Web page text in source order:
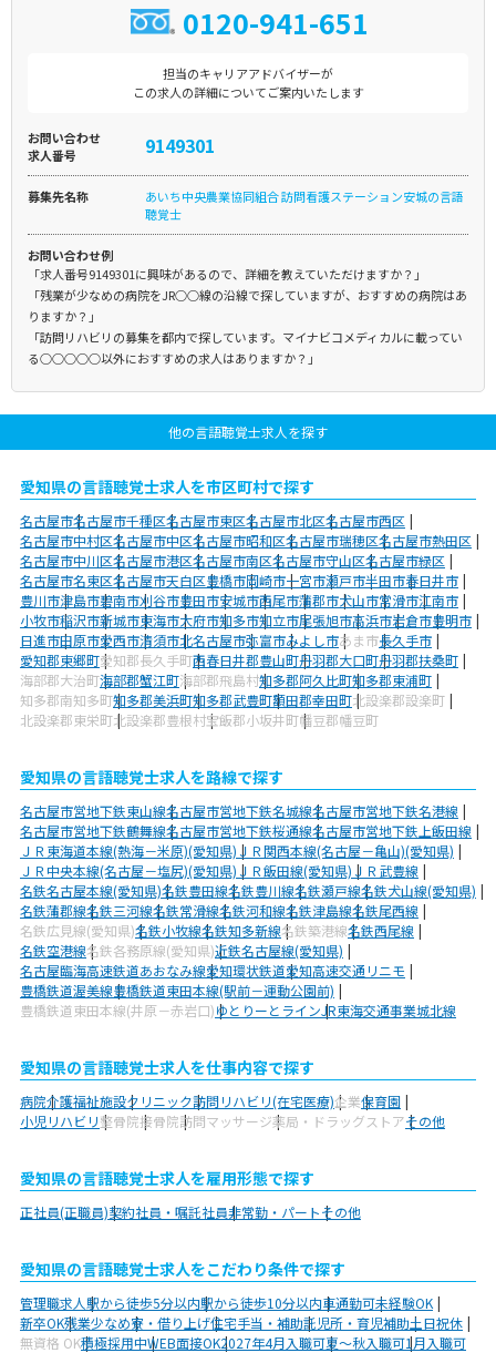
0120-941-651
担当のキャリアアドバイザーが
この求人の詳細についてご案内いたします
お問い合わせ
求人番号
9149301
募集先名称
あいち中央農業協同組合 訪問看護ステーション安城の言語
聴覚士
お問い合わせ例
「求人番号9149301に興味があるので、詳細を教えていただけますか？」
「残業が少なめの病院をJR○○線の沿線で探していますが、おすすめの病院はあ
りますか？」
「訪問リハビリの募集を都内で探しています。マイナビコメディカルに載ってい
る○○○○○以外におすすめの求人はありますか？」
他の言語聴覚士求人を探す
愛知県の言語聴覚士求人を市区町村で探す
名古屋市名古屋市千種区名古屋市東区名古屋市北区名古屋市西区
名古屋市中村区名古屋市中区名古屋市昭和区名古屋市瑞穂区名古屋市熱田区
名古屋市中川区名古屋市港区名古屋市南区名古屋市守山区名古屋市緑区
名古屋市名東区名古屋市天白区豊橋市岡崎市一宮市瀬戸市半田市春日井市
豊川市津島市碧南市刈谷市豊田市安城市西尾市蒲郡市犬山市常滑市江南市
小牧市稲沢市新城市東海市大府市知多市知立市尾張旭市高浜市岩倉市豊明市
日進市田原市愛西市清須市北名古屋市弥富市みよし市あま市長久手市
愛知郡東郷町愛知郡長久手町西春日井郡豊山町丹羽郡大口町丹羽郡扶桑町
海部郡大治町海部郡蟹江町海部郡飛島村知多郡阿久比町知多郡東浦町
知多郡南知多町知多郡美浜町知多郡武豊町額田郡幸田町北設楽郡設楽町
北設楽郡東栄町北設楽郡豊根村宝飯郡小坂井町幡豆郡幡豆町
愛知県の言語聴覚士求人を路線で探す
名古屋市営地下鉄東山線名古屋市営地下鉄名城線名古屋市営地下鉄名港線
名古屋市営地下鉄鶴舞線名古屋市営地下鉄桜通線名古屋市営地下鉄上飯田線
ＪＲ東海道本線(熱海－米原)(愛知県)ＪＲ関西本線(名古屋－亀山)(愛知県)
ＪＲ中央本線(名古屋－塩尻)(愛知県)ＪＲ飯田線(愛知県)ＪＲ武豊線
名鉄名古屋本線(愛知県)名鉄豊田線名鉄豊川線名鉄瀬戸線名鉄犬山線(愛知県)
名鉄蒲郡線名鉄三河線名鉄常滑線名鉄河和線名鉄津島線名鉄尾西線
名鉄広見線(愛知県)名鉄小牧線名鉄知多新線名鉄築港線名鉄西尾線
名鉄空港線名鉄各務原線(愛知県)近鉄名古屋線(愛知県)
名古屋臨海高速鉄道あおなみ線愛知環状鉄道愛知高速交通リニモ
豊橋鉄道渥美線豊橋鉄道東田本線(駅前－運動公園前)
豊橋鉄道東田本線(井原－赤岩口)ゆとりーとラインJR東海交通事業城北線
愛知県の言語聴覚士求人を仕事内容で探す
病院介護福祉施設クリニック訪問リハビリ(在宅医療)企業保育園
小児リハビリ整骨院接骨院訪問マッサージ薬局・ドラッグストアその他
愛知県の言語聴覚士求人を雇用形態で探す
正社員(正職員)契約社員・嘱託社員非常勤・パートその他
愛知県の言語聴覚士求人をこだわり条件で探す
管理職求人駅から徒歩5分以内駅から徒歩10分以内車通勤可未経験OK
新卒OK残業少なめ寮・借り上げ住宅手当・補助託児所・育児補助土日祝休
無資格 OK積極採用中WEB面接OK2027年4月入職可夏～秋入職可1月入職可